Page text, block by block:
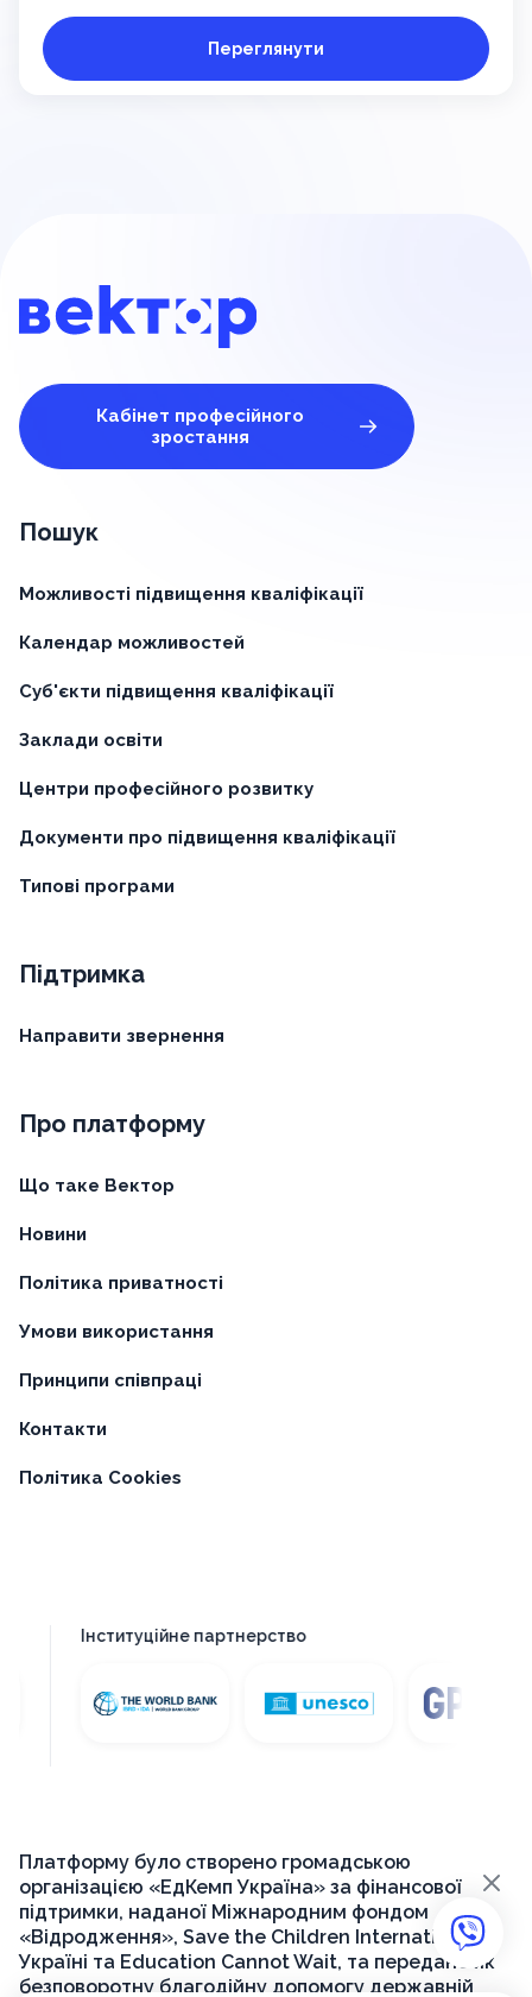
Переглянути
Кабінет професійного
зростання
Пошук
Можливості підвищення кваліфікації
Календар можливостей
Суб'єкти підвищення кваліфікації
Заклади освіти
Центри професійного розвитку
Документи про підвищення кваліфікації
Типові програми
Підтримка
Направити звернення
Про платформу
Що таке Вектор
Новини
Політика приватності
Умови використання
Принципи співпраці
Контакти
Політика Cookies
Інституційне партнерство
Платформу було створено громадською
організацією «ЕдКемп Україна» за фінансової
підтримки, наданої Міжнародним фондом
«Відродження», Save the Children International в
Україні та Education Cannot Wait, та передано як
безповоротну благодійну допомогу державній
×